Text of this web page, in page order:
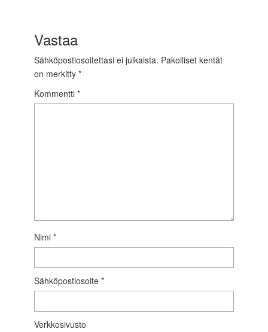
Vastaa
Sähköpostiosoitettasi ei julkaista. Pakolliset kentät
on merkitty *
Kommentti *
Nimi *
Sähköpostiosoite *
Verkkosivusto